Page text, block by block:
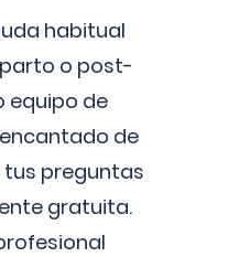
habitual
o post-
equipo de
de
tus preguntas
gratuita.